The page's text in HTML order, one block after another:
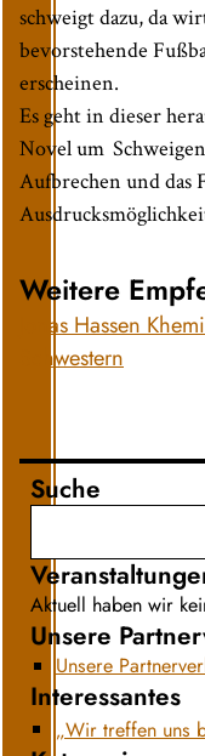
schweigt dazu, da
bevorstehende
erscheinen.
Es geht in dieser
Novel um
Aufbrechen und
Weitere
Jonas Hassen
Schwestern
Suche
Aktuell haben wir
Unsere
Unsere
Interessantes
„Wir treffen uns